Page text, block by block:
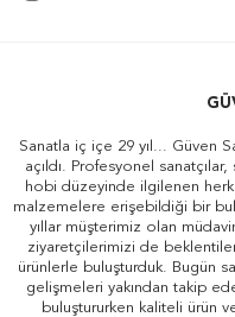
Sanatla iç içe 29 yıl... Güven
açıldı. Profesyonel
hobi düzeyinde ilgilenen
malzemelere erişebildiği bir
yıllar müşterimiz olan
ziyaretçilerimizi de
ürünlerle buluşturduk. Bugün
gelişmeleri yakından takip
buluştururken kaliteli ürün